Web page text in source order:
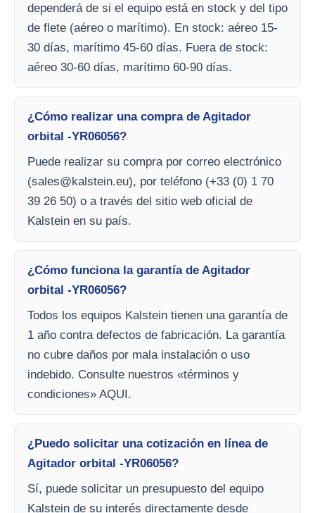
dependerá de si el equipo está en stock y del tipo
de flete (aéreo o marítimo). En stock: aéreo 15-
30 días, marítimo 45-60 días. Fuera de stock:
aéreo 30-60 días, marítimo 60-90 días.
¿Cómo realizar una compra de Agitador
orbital -YR06056?
Puede realizar su compra por correo electrónico
(sales@kalstein.eu), por teléfono (+33 (0) 1 70
39 26 50) o a través del sitio web oficial de
Kalstein en su país.
¿Cómo funciona la garantía de Agitador
orbital -YR06056?
Todos los equipos Kalstein tienen una garantía de
1 año contra defectos de fabricación. La garantía
no cubre daños por mala instalación o uso
indebido. Consulte nuestros «términos y
condiciones» AQUI.
¿Puedo solicitar una cotización en línea de
Agitador orbital -YR06056?
Sí, puede solicitar un presupuesto del equipo
Kalstein de su interés directamente desde